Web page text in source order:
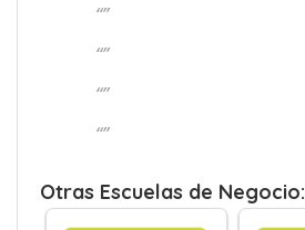
“”
“”
“”
“”
Otras Escuelas de Negocio: